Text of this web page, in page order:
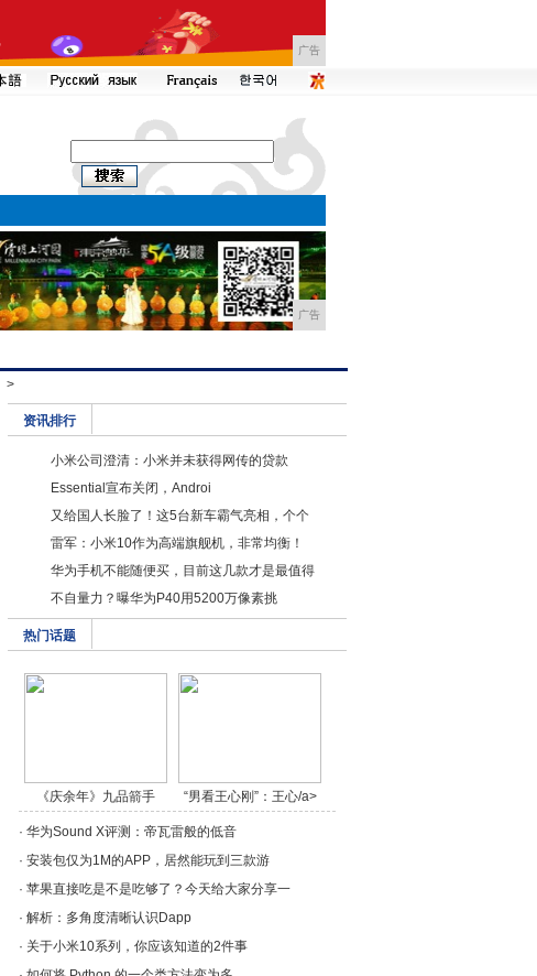
广告
广告
>
资讯排行
小米公司澄清：小米并未获得网传的贷款
Essential宣布关闭，Androi
又给国人长脸了！这5台新车霸气亮相，个个
雷军：小米10作为高端旗舰机，非常均衡！
华为手机不能随便买，目前这几款才是最值得
不自量力？曝华为P40用5200万像素挑
热门话题
《庆余年》九品箭手
燕/a>
“男看王心刚”：王心/a>
· 华为Sound X评测：帝瓦雷般的低音
· 安装包仅为1M的APP，居然能玩到三款游
· 苹果直接吃是不是吃够了？今天给大家分享一
· 解析：多角度清晰认识Dapp
· 关于小米10系列，你应该知道的2件事